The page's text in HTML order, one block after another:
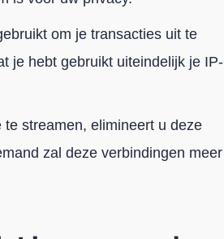
om je transacties uit te
je hebt gebruikt uiteindelijk je IP-
streamen, elimineert u deze
zal deze verbindingen meer